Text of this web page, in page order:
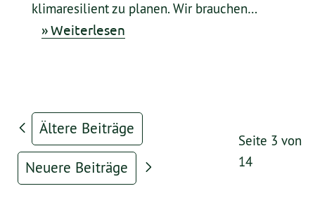
klimaresilient zu planen. Wir brauchen…
» Weiterlesen
Ältere Beiträge
Neuere Beiträge
Seite 3 von
14